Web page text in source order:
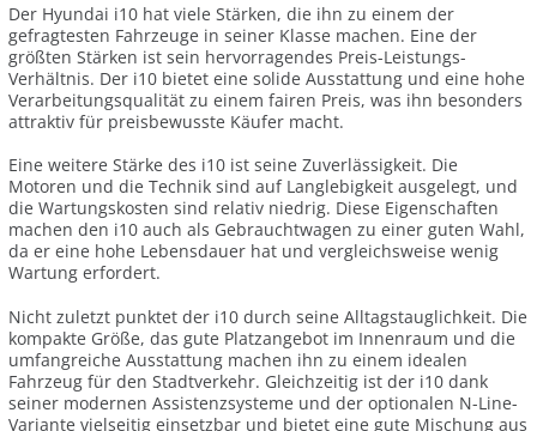
Der Hyundai i10 hat viele Stärken, die ihn zu einem der
gefragtesten Fahrzeuge in seiner Klasse machen. Eine der
größten Stärken ist sein hervorragendes Preis-Leistungs-
Verhältnis. Der i10 bietet eine solide Ausstattung und eine hohe
Verarbeitungsqualität zu einem fairen Preis, was ihn besonders
attraktiv für preisbewusste Käufer macht.
Eine weitere Stärke des i10 ist seine Zuverlässigkeit. Die
Motoren und die Technik sind auf Langlebigkeit ausgelegt, und
die Wartungskosten sind relativ niedrig. Diese Eigenschaften
machen den i10 auch als Gebrauchtwagen zu einer guten Wahl,
da er eine hohe Lebensdauer hat und vergleichsweise wenig
Wartung erfordert.
Nicht zuletzt punktet der i10 durch seine Alltagstauglichkeit. Die
kompakte Größe, das gute Platzangebot im Innenraum und die
umfangreiche Ausstattung machen ihn zu einem idealen
Fahrzeug für den Stadtverkehr. Gleichzeitig ist der i10 dank
seiner modernen Assistenzsysteme und der optionalen N-Line-
Variante vielseitig einsetzbar und bietet eine gute Mischung aus